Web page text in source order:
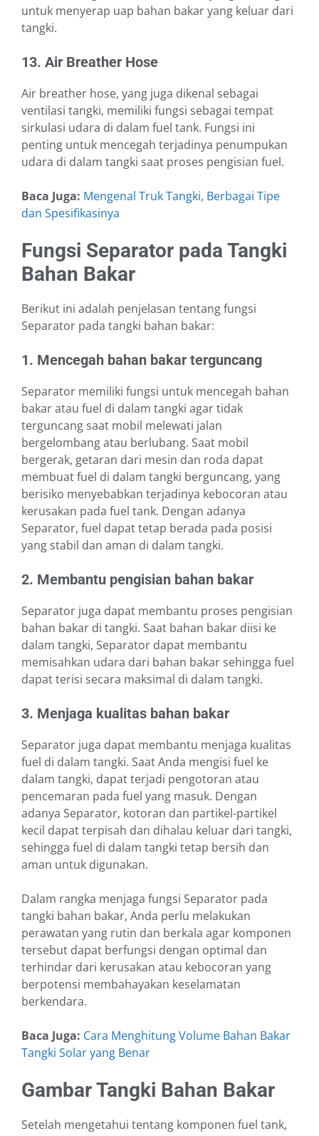
untuk menyerap uap bahan bakar yang keluar dari
tangki.
13. Air Breather Hose
Air breather hose, yang juga dikenal sebagai
ventilasi tangki, memiliki fungsi sebagai tempat
sirkulasi udara di dalam fuel tank. Fungsi ini
penting untuk mencegah terjadinya penumpukan
udara di dalam tangki saat proses pengisian fuel.
Baca Juga: Mengenal Truk Tangki, Berbagai Tipe
dan Spesifikasinya
Fungsi Separator pada Tangki
Bahan Bakar
Berikut ini adalah penjelasan tentang fungsi
Separator pada tangki bahan bakar:
1. Mencegah bahan bakar terguncang
Separator memiliki fungsi untuk mencegah bahan
bakar atau fuel di dalam tangki agar tidak
terguncang saat mobil melewati jalan
bergelombang atau berlubang. Saat mobil
bergerak, getaran dari mesin dan roda dapat
membuat fuel di dalam tangki berguncang, yang
berisiko menyebabkan terjadinya kebocoran atau
kerusakan pada fuel tank. Dengan adanya
Separator, fuel dapat tetap berada pada posisi
yang stabil dan aman di dalam tangki.
2. Membantu pengisian bahan bakar
Separator juga dapat membantu proses pengisian
bahan bakar di tangki. Saat bahan bakar diisi ke
dalam tangki, Separator dapat membantu
memisahkan udara dari bahan bakar sehingga fuel
dapat terisi secara maksimal di dalam tangki.
3. Menjaga kualitas bahan bakar
Separator juga dapat membantu menjaga kualitas
fuel di dalam tangki. Saat Anda mengisi fuel ke
dalam tangki, dapat terjadi pengotoran atau
pencemaran pada fuel yang masuk. Dengan
adanya Separator, kotoran dan partikel-partikel
kecil dapat terpisah dan dihalau keluar dari tangki,
sehingga fuel di dalam tangki tetap bersih dan
aman untuk digunakan.
Dalam rangka menjaga fungsi Separator pada
tangki bahan bakar, Anda perlu melakukan
perawatan yang rutin dan berkala agar komponen
tersebut dapat berfungsi dengan optimal dan
terhindar dari kerusakan atau kebocoran yang
berpotensi membahayakan keselamatan
berkendara.
Baca Juga: Cara Menghitung Volume Bahan Bakar
Tangki Solar yang Benar
Gambar Tangki Bahan Bakar
Setelah mengetahui tentang komponen fuel tank,